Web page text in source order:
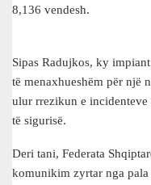
8,136 vendesh.
Sipas Radujkos, ky
të menaxhueshëm për një
ulur rrezikun e incidenteve
të sigurisë.
Deri tani, Federata
komunikim zyrtar nga pala